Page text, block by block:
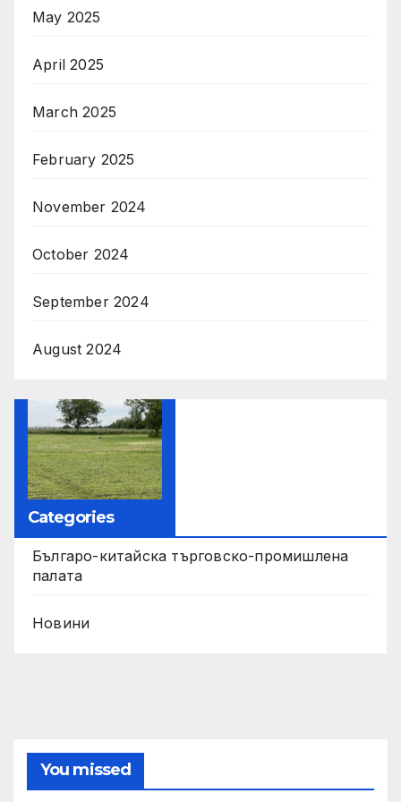
May 2025
April 2025
March 2025
February 2025
November 2024
October 2024
September 2024
August 2024
Categories
Българо-китайска търговско-промишлена
палата
Новини
You missed